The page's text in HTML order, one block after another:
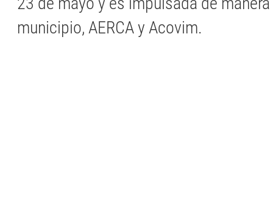
municipio, AERCA y Acovim.